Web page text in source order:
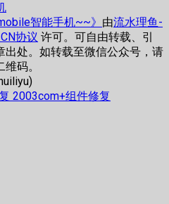
智能手机~~》 由流水理鱼-
协议 许可。可自由转载、引
出处。如转载至微信公众号，请
码。
2003com+组件修复